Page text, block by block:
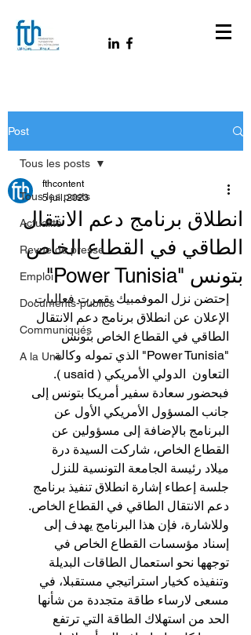
Post
Tous les posts
Actualité
Revue de presse
Emploi
Documents-publics
Communiqués
A la Une
Tous les posts
انطلاق برنامج دعم الانتقال
الطاقي في القطاع الخاص
بتونس "Power Tunisia"
fthcontent
5 juil. 2023
إحتضن نزل الموفمبيك بقمرت فعاليات
الإعلان عن انطلاق برنامج دعم الانتقال
الطاقي في القطاع الخاص بتونس
"Power Tunisia" الذي تموله وكالة
التعاون  الدولي الأمريكي ( usaid ).
فبحضور سعادة سفير أمريكا بتونس إلى
جانب المسؤول الأمريكي الأول عن
البرنامج بالإضافة إلى مسؤولين عن
القطاع الخاص، شاركت السيدة درة
ميلاد رئيسة الجامعة التونسية للنزل
جلسة إعطاء إشارة انطلاق تنفيذ برنامج
دعم الانتقال الطاقي في القطاع الخاص.
وللاشارة، فإن هذا البرنامج يهدف إلى
إسناد مؤسسات القطاع الخاص في
توجهها نحو استعمال الطاقات البديلة
وتنفيذه كخيار استراتيجي مستقبلا، في
مسعى لارساء طاقة متجددة من شأنها
الحد من استهلاك الطاقة التي ترتفع